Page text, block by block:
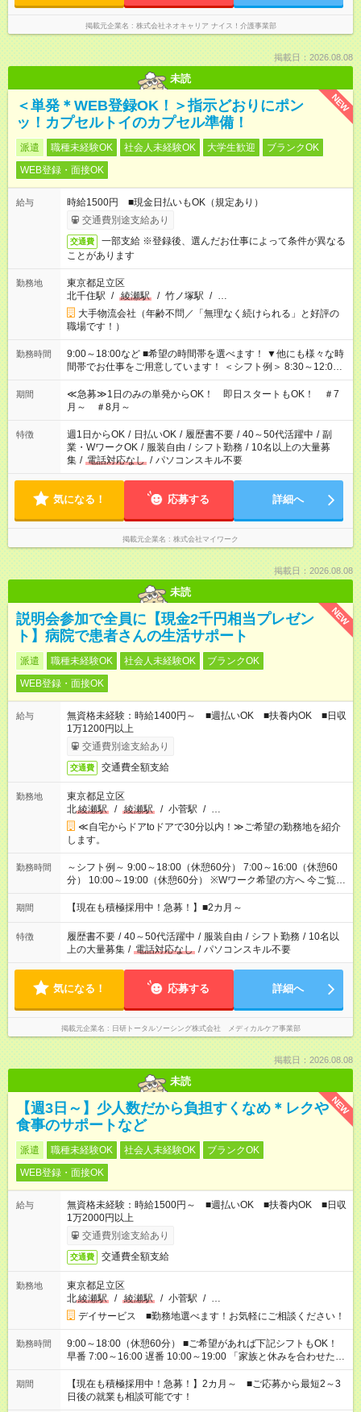
掲載元企業名 株式会社ネオキャリア ナイス！介護事業部
掲載日：2026.08.08
未読
NEW
＜単発＊WEB登録OK！＞指示どおりにポン
ッ！カプセルトイのカプセル準備！
派遣 職種未経験OK 社会人未経験OK 大学生歓迎
ブランクOK
WEB登録・面接OK
給与
時給1500円 ■現金日払いもOK（規定あり）
交通費別途支給あり
交通費
一部支給 ※登録後、選んだお仕事によって条件が異なる
ことがあります
勤務地
東京都足立区
北千住駅 / 綾瀬駅 / 竹ノ塚駅 / …
大手物流会社（年齢不問／「無理なく続けられる」と好評の
職場です！）
勤務時間
9:00～18:00など ■希望の時間帯を選べます！ ▼他にも様々な時
間帯でお仕事をご用意しています！ ＜シフト例＞ 8:30～12:00
17:00～22:00 13:00～22:00 22:00～翌6:00 など
期間
≪急募≫1日のみの単発からOK！ 即日スタートもOK！ ＃7
月～ ＃8月～
特徴 週1日からOK / 日払いOK / 履歴書不要 / 40～50代活躍中 / 副
業・WワークOK / 服装自由 / シフト勤務 / 10名以上の大量募
集 / 電話対応なし / パソコンスキル不要
気になる！ 応募する 詳細へ
掲載元企業名 株式会社マイワーク
掲載日：2026.08.08
未読
NEW
説明会参加で全員に【現金2千円相当プレゼン
ト】病院で患者さんの生活サポート
派遣 職種未経験OK 社会人未経験OK
ブランクOK
WEB登録・面接OK
給与
無資格未経験：時給1400円～ ■週払いOK ■扶養内OK ■日収
1万1200円以上
交通費別途支給あり
交通費 交通費全額支給
勤務地
東京都足立区
北綾瀬駅 / 綾瀬駅 / 小菅駅 / …
≪自宅からドアtoドアで30分以内！≫ご希望の勤務地を紹介
します。
勤務時間
～シフト例～ 9:00～18:00（休憩60分） 7:00～16:00（休憩60
分） 10:00～19:00（休憩60分） ※Wワーク希望の方へ 今ご覧の
お仕事で希望する勤務時間と、もう1つのお仕事の勤務時間の合
計が 週40時間を超えなければOKです。
期間 【現在も積極採用中！急募！】■2カ月～
特徴 履歴書不要 / 40～50代活躍中 / 服装自由 / シフト勤務 / 10名以
上の大量募集 / 電話対応なし / パソコンスキル不要
気になる！ 応募する 詳細へ
掲載元企業名 日研トータルソーシング株式会社 メディカルケア事業部
掲載日：2026.08.08
未読
NEW
【週3日～】少人数だから負担すくなめ＊レクや
食事のサポートなど
派遣 職種未経験OK 社会人未経験OK
ブランクOK
WEB登録・面接OK
給与
無資格未経験：時給1500円～ ■週払いOK ■扶養内OK ■日収
1万2000円以上
交通費別途支給あり
交通費 交通費全額支給
勤務地
東京都足立区
北綾瀬駅 / 綾瀬駅 / 小菅駅 / …
デイサービス ■勤務地選べます！お気軽にご相談ください！
勤務時間
9:00～18:00（休憩60分） ■ご希望があれば下記シフトもOK！
早番 7:00～16:00 遅番 10:00～19:00 「家族と休みを合わせた
い」 「余裕を持って夕飯の準備がしたい」 「できれば残業はし
たくない」 など、ご希望を教えてくださいね。 ※Wワーク希望
の方へ 今ご覧のお仕事で希望する勤務時間と、もう1つのお仕事
の勤務時間。 合計で週40時間を超える場合は応募できません。
期間
【現在も積極採用中！急募！】2カ月～ ■ご応募から最短2～3
日後の就業も相談可能です！